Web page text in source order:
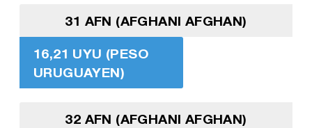
31 AFN (AFGHANI AFGHAN)
16,21 UYU (PESO
URUGUAYEN)
32 AFN (AFGHANI AFGHAN)